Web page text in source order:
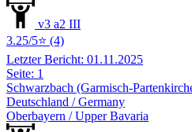
v3 a2 III
3.25/5⭐ (4)
Letzter Bericht: 01.11.2025
Seite: 1
Schwarzbach (Garmisch-
Deutschland / Germany
Oberbayern / Upper Bavaria